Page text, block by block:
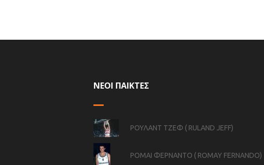
ΝΕΟΙ ΠΑΙΚΤΕΣ
ΡΟΥΛΑΝΤ ΤΖΕΦ ( RULAND JEFF)
ΡΟΜΑΙ ΦΕΡΝΑΝΤΟ ( ROMAY FERNANDO)